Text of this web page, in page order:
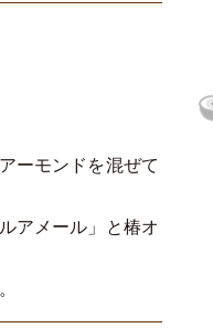
ーモンドを混ぜて
アメール」と椿オ